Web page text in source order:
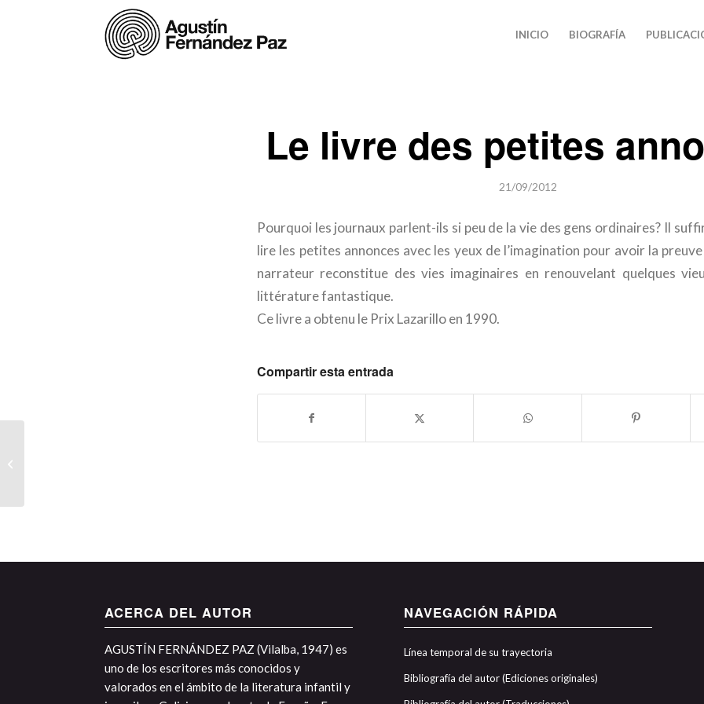
INICIO BIOGRAFÍA
Le livre des petites
21/09/2012
Pourquoi les journaux parlent-ils si peu de la vie des gens ordinaires? Il
lire les petites annonces avec les yeux de l’imagination pour avoir la
narrateur reconstitue des vies imaginaires en renouvelant quelques
littérature fantastique.
Ce livre a obtenu le Prix Lazarillo en 1990.
Compartir esta entrada
ACERCA DEL AUTOR
AGUSTÍN FERNÁNDEZ PAZ (Vilalba, 1947) es
uno de los escritores más conocidos y
valorados en el ámbito de la literatura infantil y
NAVEGACIÓN RÁPIDA
Línea temporal de su trayectoria
Bibliografía del autor (Ediciones originales)